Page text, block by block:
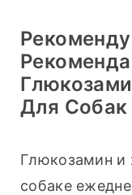
Для Собак
Глюкозамин и
собаке